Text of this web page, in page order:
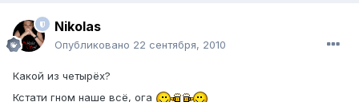
Nikolas
Опубликовано 22 сентября, 2010
Какой из четырёх?
Кстати гном наше всё, ога